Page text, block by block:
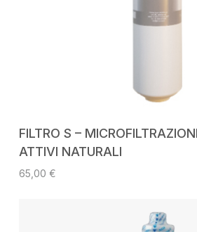
FILTRO S –
ATTIVI NATURALI
65,00 €